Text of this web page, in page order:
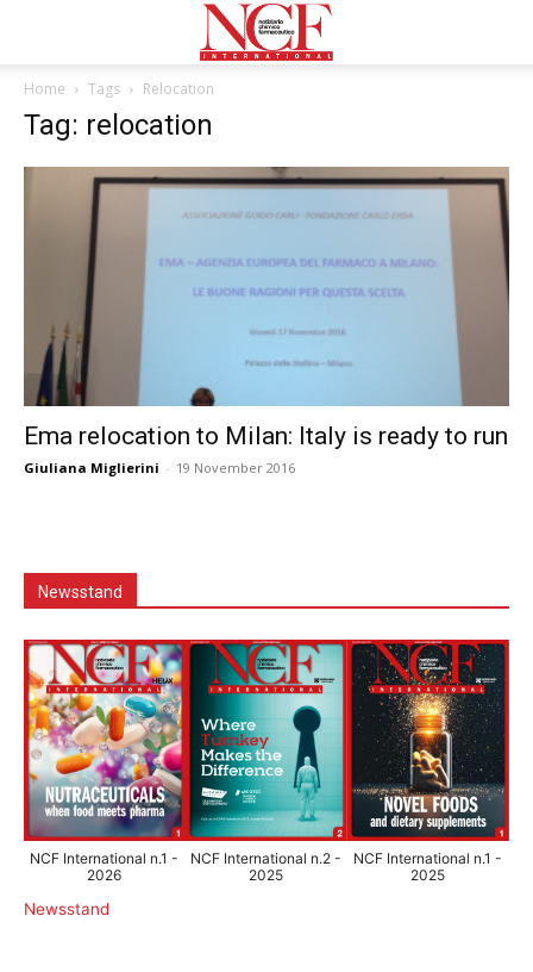
Home Tags Relocation
Tag: relocation
Ema relocation to Milan: Italy is ready to run
Giuliana Miglierini - 19 November 2016
Newsstand
NCF International n.1 -
2026
NCF International n.2 -
2025
NCF International n.1 -
2025
Newsstand